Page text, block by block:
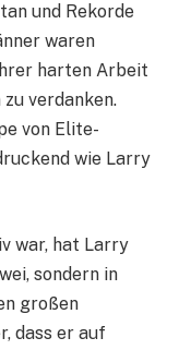
und Rekorde
waren
harten Arbeit
verdanken.
von Elite-
wie Larry
war, hat Larry
sondern in
großen
dass er auf